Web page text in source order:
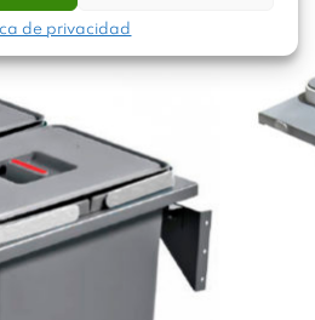
de privacidad